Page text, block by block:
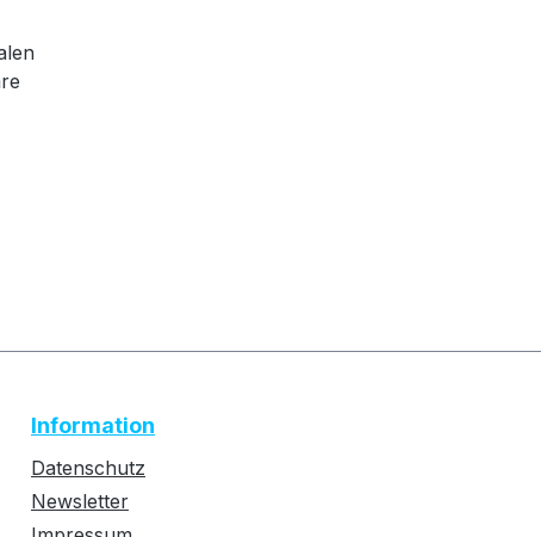
Information
Datenschutz
Newsletter